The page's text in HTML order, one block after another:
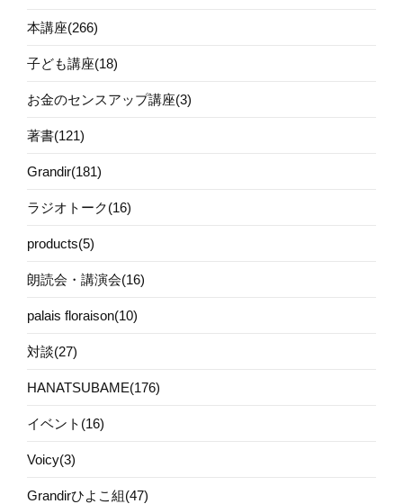
本講座(266)
子ども講座(18)
お金のセンスアップ講座(3)
著書(121)
Grandir(181)
ラジオトーク(16)
products(5)
朗読会・講演会(16)
palais floraison(10)
対談(27)
HANATSUBAME(176)
イベント(16)
Voicy(3)
Grandirひよこ組(47)